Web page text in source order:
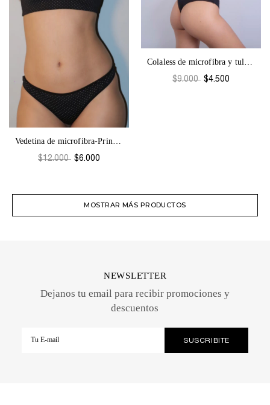
$12.000 $6.000
Colaless de microfibra y tul Tecno-395
$9.000 $4.500
MOSTRAR MÁS PRODUCTOS
NEWSLETTER
Dejanos tu email para recibir promociones y
descuentos